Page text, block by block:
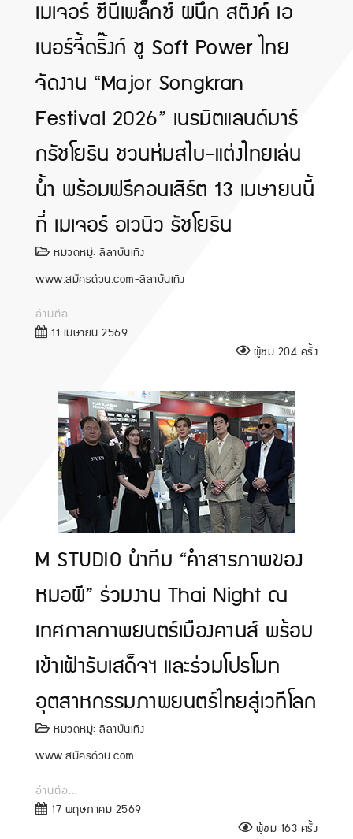
เมเจอร์ ซีนีเพล็กซ์ ผนึก สติงค์ เอ
เนอร์จี้ดริ๊งก์ ชู Soft Power ไทย
จัดงาน “Major Songkran
Festival 2026” เนรมิตแลนด์มาร์
กรัชโยธิน ชวนห่มสไบ-แต่งไทยเล่น
น้ำ พร้อมฟรีคอนเสิร์ต 13 เมษายนนี้
ที่ เมเจอร์ อเวนิว รัชโยธิน
หมวดหมู่: ลีลาบันเทิง
www.สมัครด่วน.com-ลีลาบันเทิง
อ่านต่อ...
11 เมษายน 2569
ผู้ชม 204 ครั้ง
M STUDIO นำทีม “คำสารภาพของ
หมอผี” ร่วมงาน Thai Night ณ
เทศกาลภาพยนตร์เมืองคานส์ พร้อม
เข้าเฝ้ารับเสด็จฯ และร่วมโปรโมท
อุตสาหกรรมภาพยนตร์ไทยสู่เวทีโลก
หมวดหมู่: ลีลาบันเทิง
www.สมัครด่วน.com
อ่านต่อ...
17 พฤษภาคม 2569
ผู้ชม 163 ครั้ง